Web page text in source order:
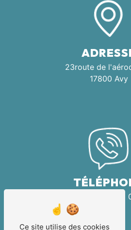
23route de
17800 Avy
06 99 38 72
Ce site utilise des cookies